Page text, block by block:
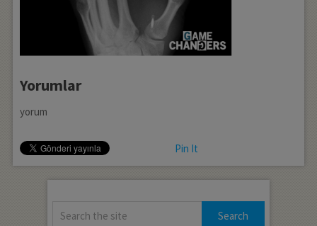
Yorumlar
yorum
Pin It